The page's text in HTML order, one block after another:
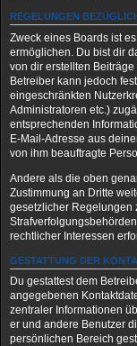
REGELUNGEN
Zweck eines Boards ist
ermöglichen. Du bist dir
von dir erstellten
Betreiber kann jedoch
eingeschränkten
Administratoren etc.)
entsprechenden
E-Mail-Adresse aus
von ihm beauftragte
Andere als die oben
Zustimmung an Dritte
gesetzlicher Regelungen
rechtlicher Interessen
GESTATTUNG DER
Du gestattest dem
angegebenen
zentraler Informationen
er und andere Benutzer
persönlichen Bereich